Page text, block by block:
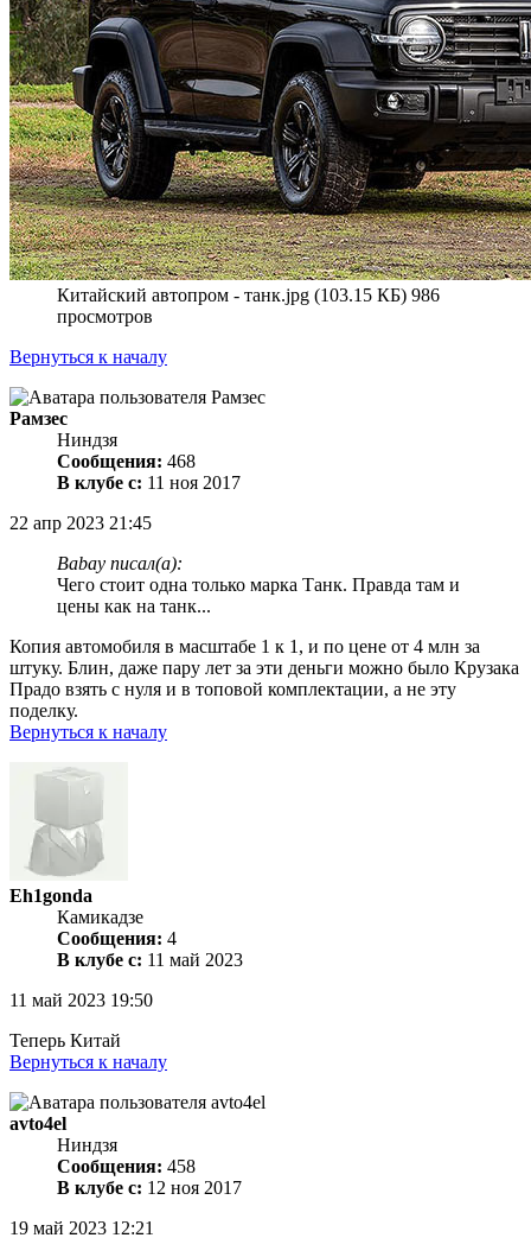
Китайский автопром - танк.jpg (103.15 КБ) 986
просмотров
Вернуться к началу
Рамзес
Ниндзя
Сообщения: 468
В клубе с: 11 ноя 2017
22 апр 2023 21:45
Babay писал(а):
Чего стоит одна только марка Танк. Правда там и
цены как на танк...
Копия автомобиля в масштабе 1 к 1, и по цене от 4 млн за
штуку. Блин, даже пару лет за эти деньги можно было Крузака
Прадо взять с нуля и в топовой комплектации, а не эту
поделку.
Вернуться к началу
Eh1gonda
Камикадзе
Сообщения: 4
В клубе с: 11 май 2023
11 май 2023 19:50
Теперь Китай
Вернуться к началу
avto4el
Ниндзя
Сообщения: 458
В клубе с: 12 ноя 2017
19 май 2023 12:21